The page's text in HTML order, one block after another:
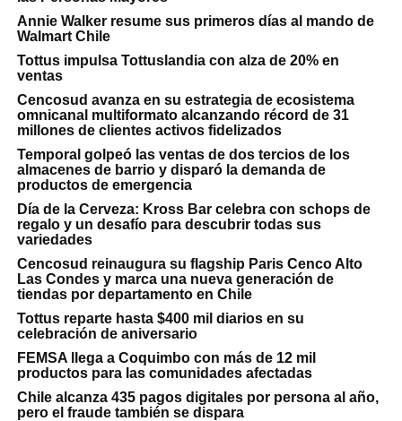
Annie Walker resume sus primeros días al mando de
Walmart Chile
Tottus impulsa Tottuslandia con alza de 20% en
ventas
Cencosud avanza en su estrategia de ecosistema
omnicanal multiformato alcanzando récord de 31
millones de clientes activos fidelizados
Temporal golpeó las ventas de dos tercios de los
almacenes de barrio y disparó la demanda de
productos de emergencia
Día de la Cerveza: Kross Bar celebra con schops de
regalo y un desafío para descubrir todas sus
variedades
Cencosud reinaugura su flagship Paris Cenco Alto
Las Condes y marca una nueva generación de
tiendas por departamento en Chile
Tottus reparte hasta $400 mil diarios en su
celebración de aniversario
FEMSA llega a Coquimbo con más de 12 mil
productos para las comunidades afectadas
Chile alcanza 435 pagos digitales por persona al año,
pero el fraude también se dispara